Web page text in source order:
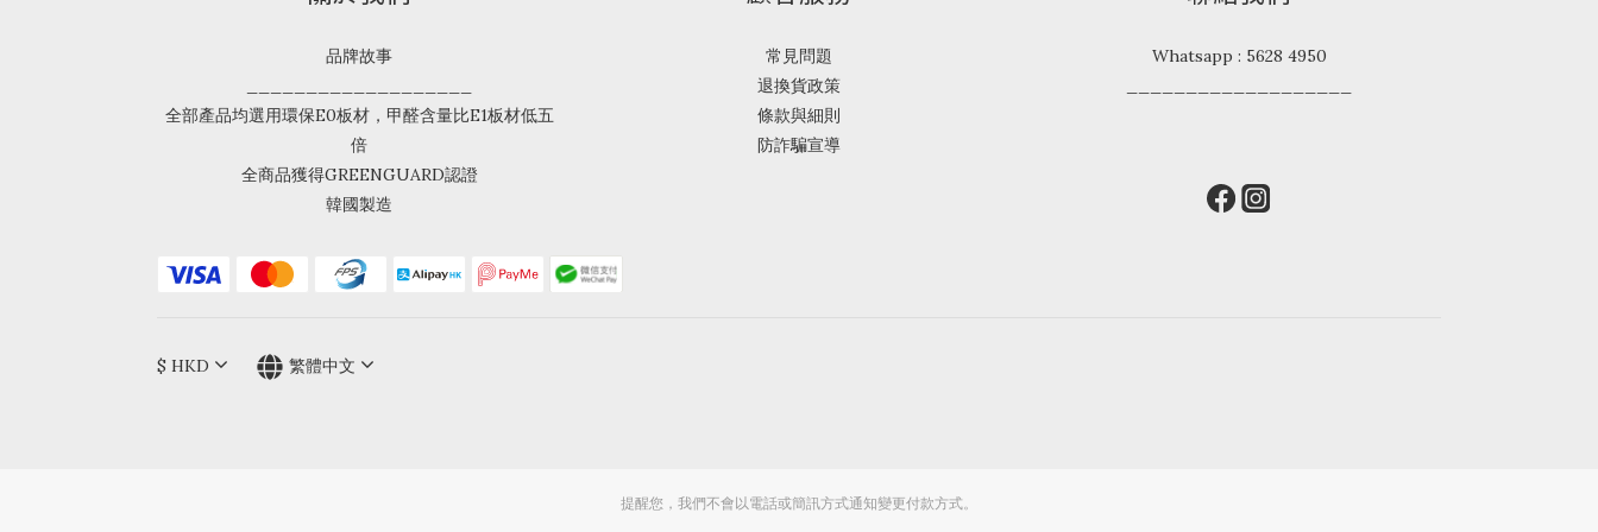
品牌故事
全部產品均選用環保E0板材，甲醛含量比E1板材低五
倍
全商品獲得GREENGUARD認證
韓國製造
常見問題
退換貨政策
條款與細則
防詐騙宣導
Whatsapp : 5628 4950
$ HKD 繁體中文
提醒您，我們不會以電話或簡訊方式通知變更付款方式。